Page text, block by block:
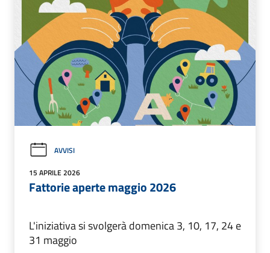
AVVISI
15 APRILE 2026
Fattorie aperte maggio 2026
L'iniziativa si svolgerà domenica 3, 10, 17, 24 e
31 maggio